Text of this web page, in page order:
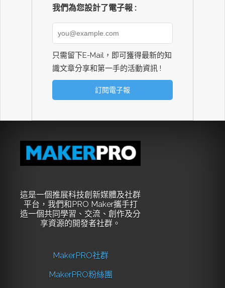
我們為您設計了電子報 :
只需留下E-Mail，即可獲得最新的知
識文章分享和第一手的活動資訊 !
這是一個推展科技創新媒體及社群
平台，我們和PRO Maker攜手打
造一個共同學習、交流、創作及分
享資源的開發者社群。
MakerPRO社群
MakerPRO粉絲團